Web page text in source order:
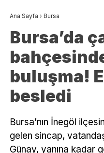
Ana Sayfa › Bursa
Bursa’da
buluşma!
besledi
Bursa’nın İnegöl
gelen sincap,
Günay, yanına kadar